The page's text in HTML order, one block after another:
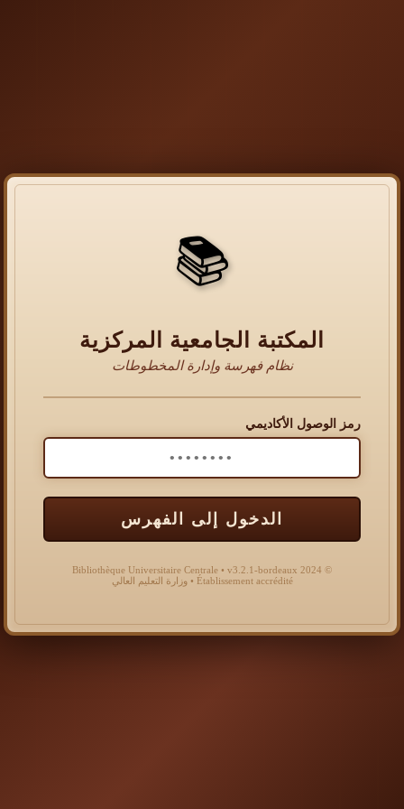
📚
المكتبة الجامعية المركزية
نظام فهرسة وإدارة المخطوطات
رمز الوصول الأكاديمي
الدخول إلى الفهرس
© 2024 Bibliothèque Universitaire Centrale • v3.2.1-bordeaux
Établissement accrédité • وزارة التعليم العالي